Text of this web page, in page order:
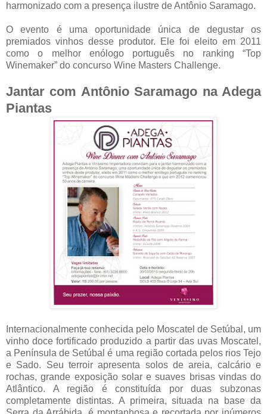
harmonizado com a presença ilustre de Antônio Saramago.
O evento é uma oportunidade única de degustar os
premiados vinhos desse produtor. Ele foi eleito em 2011
como o melhor enólogo português no ranking “Top
Winemaker” do concurso Wine Masters Challenge.
Jantar com Antônio Saramago na Adega
Piantas
Internacionalmente conhecida pelo Moscatel de Setúbal, um
vinho doce fortificado produzido a partir das uvas Moscatel,
a Península de Setúbal é uma região cortada pelos rios Tejo
e Sado. Seu terroir apresenta solos de areia, calcário e
rochas, grande exposição solar e suaves brisas vindas do
Atlântico. A região é constituída por duas subzonas
completamente distintas. A primeira, situada na base da